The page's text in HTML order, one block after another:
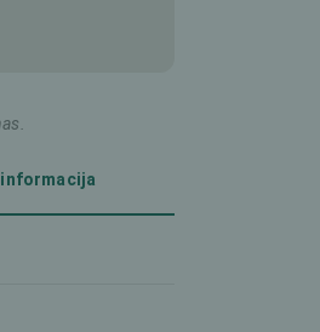
informacija